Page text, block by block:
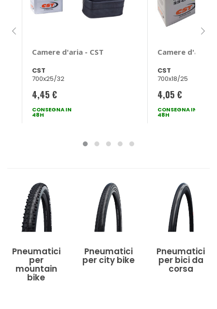
Camere d'aria - CST
CST
700x25/32
4,45 €
CONSEGNA IN
48H
Camere d'aria -
CST
700x18/25
4,05 €
CONSEGNA IN
48H
Pneumatici
per
mountain
bike
Pneumatici
per city bike
Pneumatici
per bici da
corsa